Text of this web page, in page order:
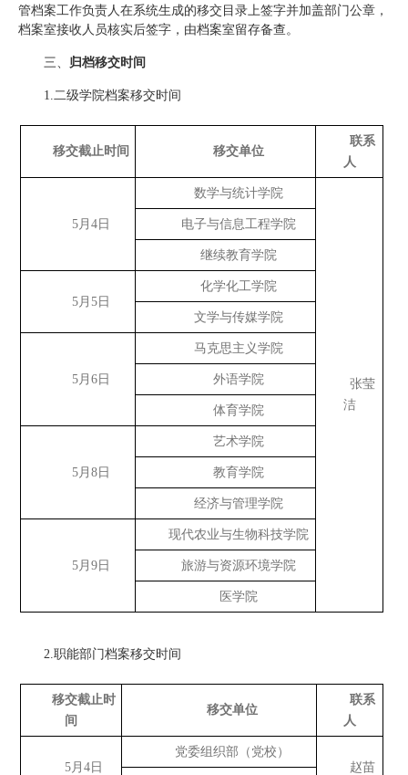
管档案工作负责人在系统生成的移交目录上签字并加盖部门公章，
档案室接收人员核实后签字，由档案室留存备查。
三、 归档移交时间
1.二级学院档案移交时间
移交截止时间 移交单位
联系
人
5月4日
数学与统计学院
张莹
洁
电子与信息工程学院
继续教育学院
5月5日
化学化工学院
文学与传媒学院
5月6日
马克思主义学院
外语学院
体育学院
5月8日
艺术学院
教育学院
经济与管理学院
5月9日
现代农业与生物科技学院
旅游与资源环境学院
医学院
2.职能部门档案移交时间
移交截止时
间
移交单位
联系
人
5月4日
党委组织部（党校）
赵苗